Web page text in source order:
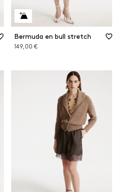
Bermuda en bull stretch
149,00 €